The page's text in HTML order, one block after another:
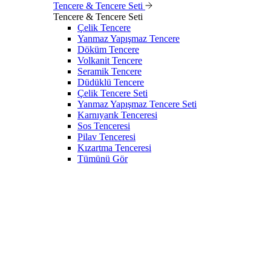
Tencere & Tencere Seti
Tencere & Tencere Seti
Çelik Tencere
Yanmaz Yapışmaz Tencere
Döküm Tencere
Volkanit Tencere
Seramik Tencere
Düdüklü Tencere
Çelik Tencere Seti
Yanmaz Yapışmaz Tencere Seti
Karnıyarık Tenceresi
Sos Tenceresi
Pilav Tenceresi
Kızartma Tenceresi
Tümünü Gör